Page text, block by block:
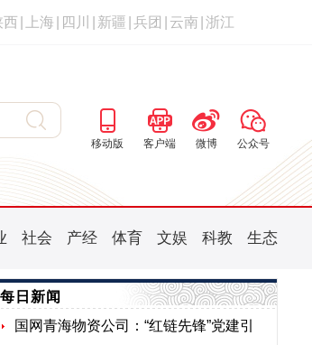
西 上海 四川 新疆 兵团 云南 浙江
移动版 客户端 微博 公众号
社会 产经 体育 文娱 科教 生态
每日新闻
国网青海物资公司：“红链先锋”党建引